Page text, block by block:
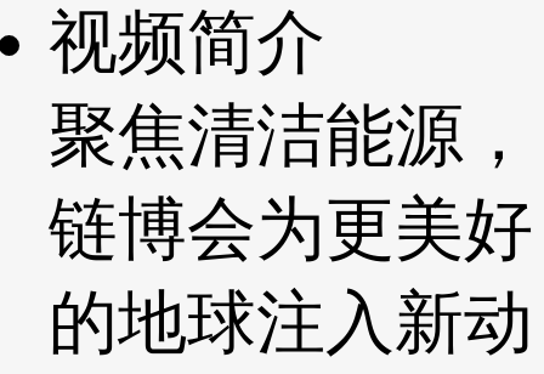
视频简介
聚焦清洁能源，
链博会为更美好
的地球注入新动